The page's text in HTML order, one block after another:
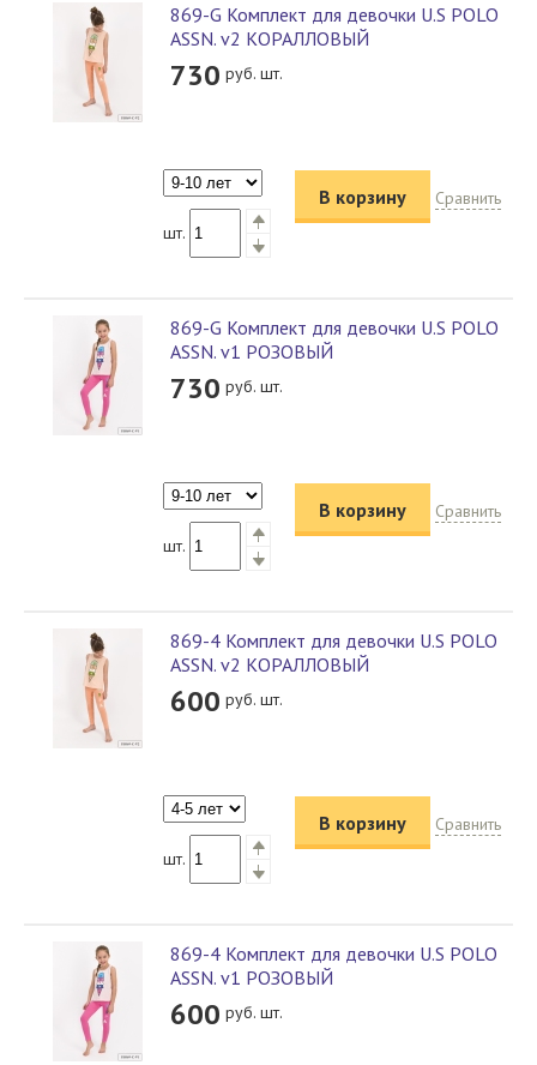
869-G Комплект для девочки U.S POLO
ASSN. v2 КОРАЛЛОВЫЙ
730 руб. шт.
шт.
В корзину Сравнить
869-G Комплект для девочки U.S POLO
ASSN. v1 РОЗОВЫЙ
730 руб. шт.
шт.
В корзину Сравнить
869-4 Комплект для девочки U.S POLO
ASSN. v2 КОРАЛЛОВЫЙ
600 руб. шт.
шт.
В корзину Сравнить
869-4 Комплект для девочки U.S POLO
ASSN. v1 РОЗОВЫЙ
600 руб. шт.